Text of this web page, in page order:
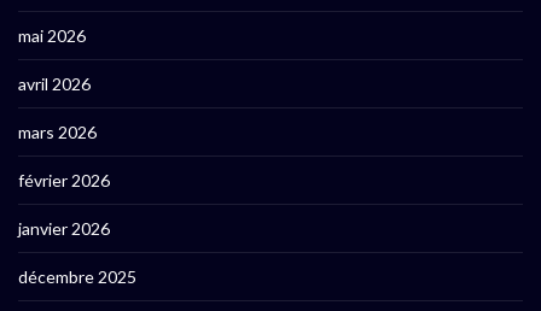
mai 2026
avril 2026
mars 2026
février 2026
janvier 2026
décembre 2025